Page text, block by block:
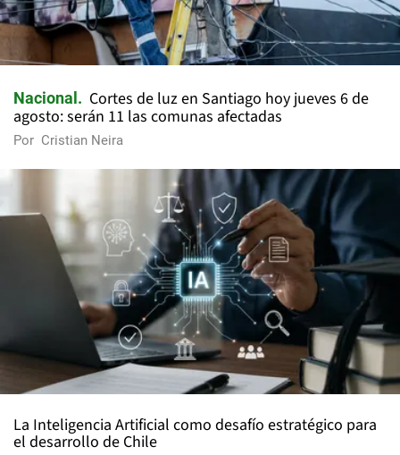
Nacional
Cortes de luz en Santiago hoy jueves 6 de
agosto: serán 11 las comunas afectadas
Por Cristian Neira
La Inteligencia Artificial como desafío estratégico para
el desarrollo de Chile